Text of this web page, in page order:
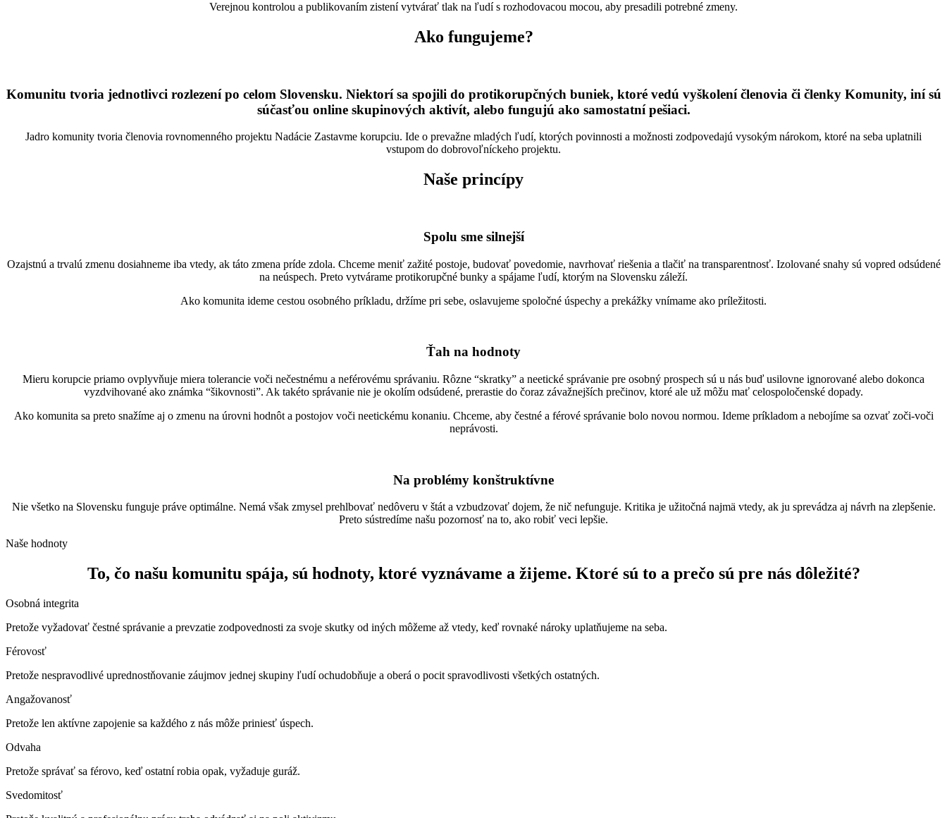
Verejnou kontrolou a publikovaním zistení vytvárať tlak na ľudí s rozhodovacou mocou, aby presadili potrebné zmeny.
Ako fungujeme?
Komunitu tvoria jednotlivci rozlezení po celom Slovensku. Niektorí sa spojili do protikorupčných buniek, ktoré vedú vyškolení členovia či členky Komunity, iní sú
súčasťou online skupinových aktivít, alebo fungujú ako samostatní pešiaci.
Jadro komunity tvoria členovia rovnomenného projektu Nadácie Zastavme korupciu. Ide o prevažne mladých ľudí, ktorých povinnosti a možnosti zodpovedajú vysokým nárokom, ktoré na seba uplatnili
vstupom do dobrovoľníckeho projektu.
Naše princípy
Spolu sme silnejší
Ozajstnú a trvalú zmenu dosiahneme iba vtedy, ak táto zmena príde zdola. Chceme meniť zažité postoje, budovať povedomie, navrhovať riešenia a tlačiť na transparentnosť. Izolované snahy sú vopred odsúdené
na neúspech. Preto vytvárame protikorupčné bunky a spájame ľudí, ktorým na Slovensku záleží.
Ako komunita ideme cestou osobného príkladu, držíme pri sebe, oslavujeme spoločné úspechy a prekážky vnímame ako príležitosti.
Ťah na hodnoty
Mieru korupcie priamo ovplyvňuje miera tolerancie voči nečestnému a neférovému správaniu. Rôzne “skratky” a neetické správanie pre osobný prospech sú u nás buď usilovne ignorované alebo dokonca
vyzdvihované ako známka “šikovnosti”. Ak takéto správanie nie je okolím odsúdené, prerastie do čoraz závažnejších prečinov, ktoré ale už môžu mať celospoločenské dopady.
Ako komunita sa preto snažíme aj o zmenu na úrovni hodnôt a postojov voči neetickému konaniu. Chceme, aby čestné a férové správanie bolo novou normou. Ideme príkladom a nebojíme sa ozvať zoči-voči
neprávosti.
Na problémy konštruktívne
Nie všetko na Slovensku funguje práve optimálne. Nemá však zmysel prehlbovať nedôveru v štát a vzbudzovať dojem, že nič nefunguje. Kritika je užitočná najmä vtedy, ak ju sprevádza aj návrh na zlepšenie.
Preto sústredíme našu pozornosť na to, ako robiť veci lepšie.
Naše hodnoty
To, čo našu komunitu spája, sú hodnoty, ktoré vyznávame a žijeme. Ktoré sú to a prečo sú pre nás dôležité?
Osobná integrita
Pretože vyžadovať čestné správanie a prevzatie zodpovednosti za svoje skutky od iných môžeme až vtedy, keď rovnaké nároky uplatňujeme na seba.
Férovosť
Pretože nespravodlivé uprednostňovanie záujmov jednej skupiny ľudí ochudobňuje a oberá o pocit spravodlivosti všetkých ostatných.
Angažovanosť
Pretože len aktívne zapojenie sa každého z nás môže priniesť úspech.
Odvaha
Pretože správať sa férovo, keď ostatní robia opak, vyžaduje guráž.
Svedomitosť